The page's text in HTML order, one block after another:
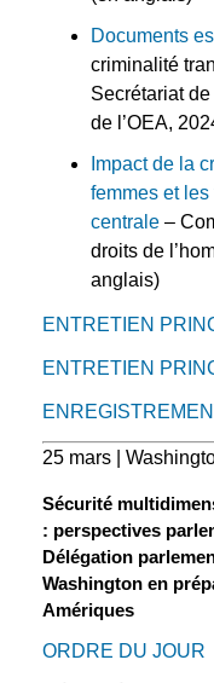
Documents
criminalité
Secrétariat
de l’OEA,
Impact de la
femmes et
centrale –
droits de
anglais)
ENTRETIEN
ENTRETIEN
25 mars |
Sécurité
: perspectives
Délégation
Washington en
Amériques
ORDRE DU JOUR